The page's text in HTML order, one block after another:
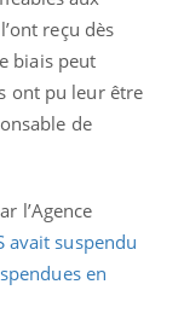
reçu dès
biais peut
ont pu leur être
de
l’Agence
avait suspendu
en
médecine
un groupe
de bilan de